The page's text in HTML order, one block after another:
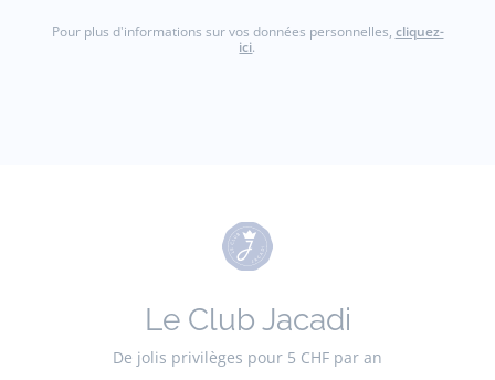
Pour plus d'informations sur vos données personnelles, cliquez-
ici.
Le Club Jacadi
De jolis privilèges pour 5 CHF par an